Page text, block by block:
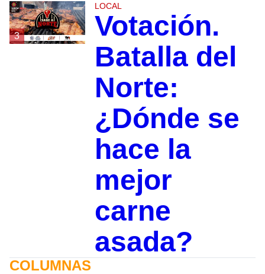
3
LOCAL
Votación.
Batalla del
Norte:
¿Dónde se
hace la
mejor
carne
asada?
COLUMNAS